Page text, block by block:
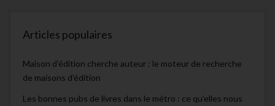
Articles populaires
Maison d’édition cherche auteur : le moteur de recherche
de maisons d’édition
Les bonnes pubs de livres dans le métro : ce qu’elles nous